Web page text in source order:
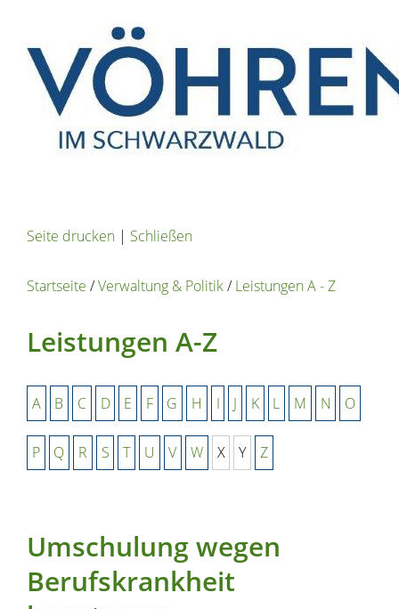
Seite drucken | Schließen
Startseite /Verwaltung & Politik/Leistungen A - Z
Leistungen A-Z
A B C D E F G H I J K L M N O
P Q R S T U V W X Y Z
Umschulung wegen
Berufskrankheit